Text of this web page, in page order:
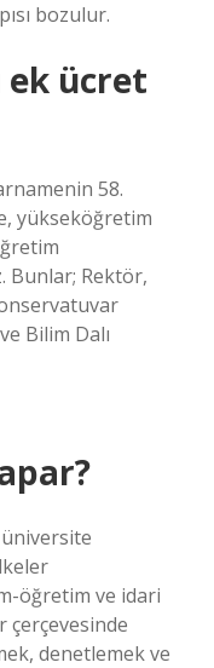
bozulur.
ek ücret
58.
yükseköğretim
Bunlar; Rektör,
Bilim Dalı
öğretim ve idari
çerçevesinde
denetlemek ve